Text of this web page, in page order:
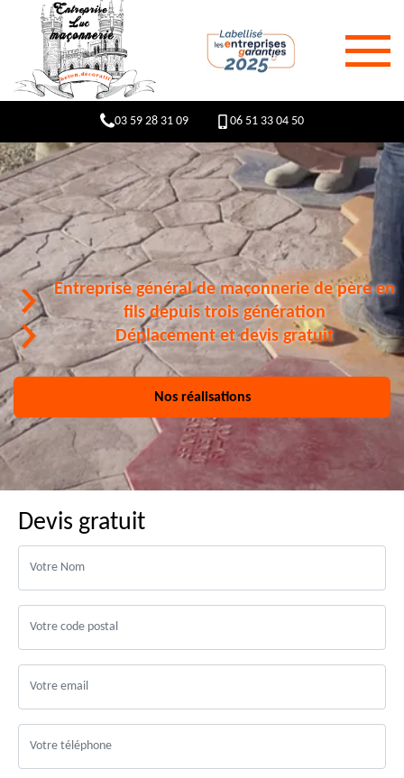
03 59 28 31 09 06 51 33 04 50
Entreprise général de maçonnerie de père en
fils depuis trois génération
Déplacement et devis gratuit
Nos réalisations
Devis gratuit